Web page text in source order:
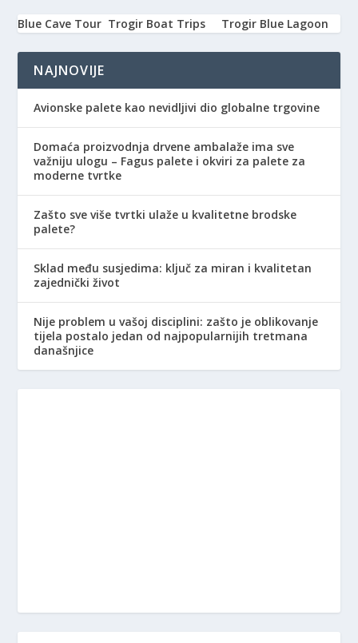
Blue Cave Tour Trogir Boat Trips Trogir Blue Lagoon
NAJNOVIJE
Avionske palete kao nevidljivi dio globalne trgovine
Domaća proizvodnja drvene ambalaže ima sve
važniju ulogu – Fagus palete i okviri za palete za
moderne tvrtke
Zašto sve više tvrtki ulaže u kvalitetne brodske
palete?
Sklad među susjedima: ključ za miran i kvalitetan
zajednički život
Nije problem u vašoj disciplini: zašto je oblikovanje
tijela postalo jedan od najpopularnijih tretmana
današnjice